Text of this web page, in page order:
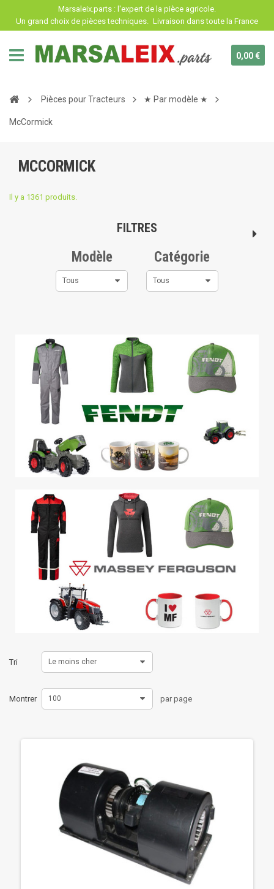
Marsaleix.parts : l'expert de la pièce agricole.
Un grand choix de pièces techniques. Livraison dans toute la France
0,00 €
Pièces pour Tracteurs ★ Par modèle ★
McCormick
MCCORMICK
Il y a 1361 produits.
FILTRES
Modèle
Tous
Catégorie
Tous
Tri Le moins cher
Montrer 100 par page
Panneau de gestion des cookies